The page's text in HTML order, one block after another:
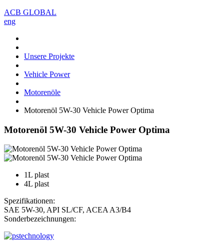
ACB GLOBAL
eng
Unsere Projekte
Vehicle Power
Motorenöle
Motorenöl 5W-30 Vehicle Power Optima
Motorenöl 5W-30 Vehicle Power Optima
1L plast
4L plast
Spezifikationen:
SAE 5W-30, API SL/CF, ACEA A3/B4
Sonderbezeichnungen: